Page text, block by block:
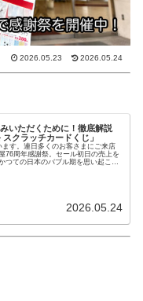
2026.05.23 2026.05.24
いただくために！徹底解説
スクラッチカードくじ」
す。連日多くのお客さまにご来店
76周年感謝祭。セール初日の売上を
つての日本のバブル期を思い起こす
しては、5月26日火曜日よりお渡し
2026.05.24